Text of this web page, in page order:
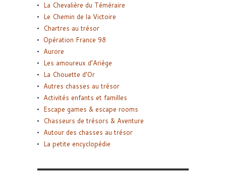
La Chevalière du Téméraire
Le Chemin de la Victoire
Chartres au trésor
Opération France 98
Aurore
Les amoureux d’Ariège
La Chouette d’Or
Autres chasses au trésor
Activités enfants et familles
Escape games & escape rooms
Chasseurs de trésors & Aventure
Autour des chasses au trésor
La petite encyclopédie